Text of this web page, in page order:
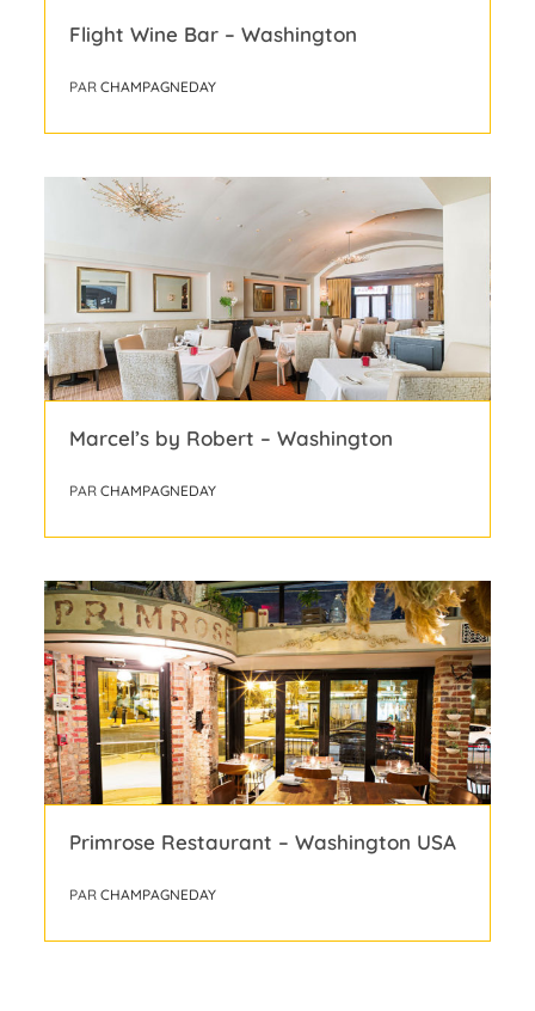
Flight Wine Bar – Washington
PAR CHAMPAGNEDAY
Marcel’s by Robert – Washington
PAR CHAMPAGNEDAY
Primrose Restaurant – Washington USA
PAR CHAMPAGNEDAY